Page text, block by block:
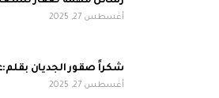
أغسطس 27, 2025
شكراً صقور الجديان
أغسطس 27, 2025